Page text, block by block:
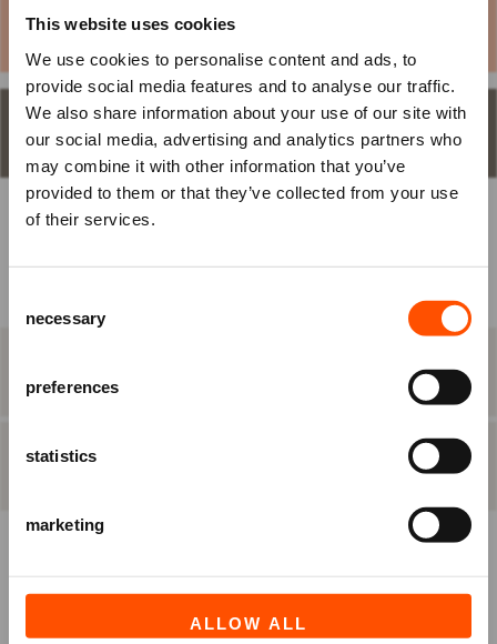
This website uses cookies
We use cookies to personalise content and ads, to
provide social media features and to analyse our traffic.
We also share information about your use of our site with
our social media, advertising and analytics partners who
may combine it with other information that you’ve
provided to them or that they’ve collected from your use
of their services.
Selection
necessary
preferences
statistics
marketing
ALLOW ALL
Dit is een sta concert. De traditionele stoelen en
STAP 1 aantal plaatsen en keuze
BEST BESCHIKBARE PLAATS
STAP 3
info@atlastheater.nl
Log van tevoren
in
om je tickets te bestellen.
Nog geen account? Registreer je
Log in vóórdat je het bestelproces in
Vriendenkortingen te ontvangen.